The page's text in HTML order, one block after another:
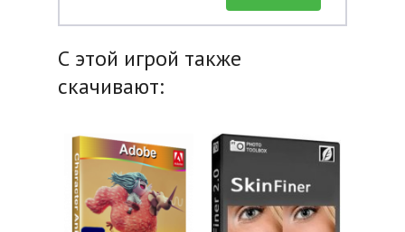
С этой игрой также
скачивают: